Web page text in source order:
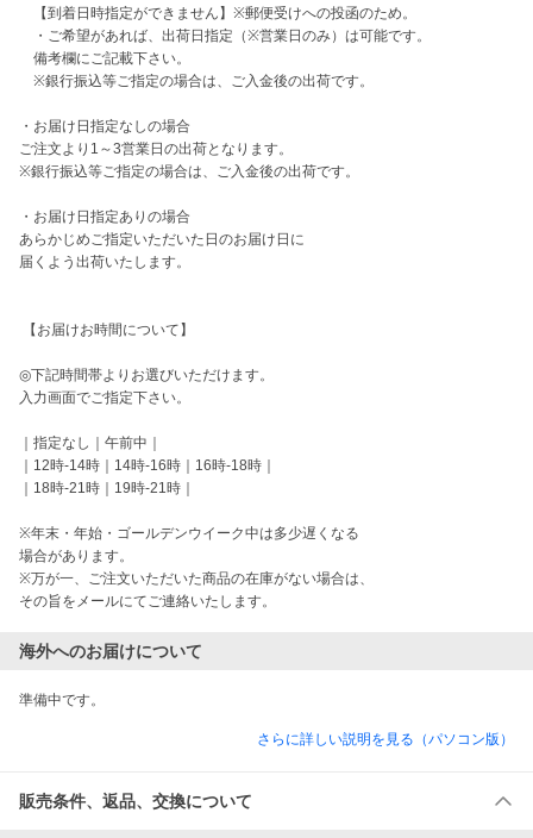
【到着日時指定ができません】※郵便受けへの投函のため。
・ご希望があれば、出荷日指定（※営業日のみ）は可能です。
備考欄にご記載下さい。
※銀行振込等ご指定の場合は、ご入金後の出荷です。
・お届け日指定なしの場合
ご注文より1～3営業日の出荷となります。
※銀行振込等ご指定の場合は、ご入金後の出荷です。
・お届け日指定ありの場合
あらかじめご指定いただいた日のお届け日に
届くよう出荷いたします。
◎下記時間帯よりお選びいただけます。
入力画面でご指定下さい。
｜指定なし｜午前中｜
｜12時-14時｜14時-16時｜16時-18時｜
｜18時-21時｜19時-21時｜
※年末・年始・ゴールデンウイーク中は多少遅くなる
場合があります。
※万が一、ご注文いただいた商品の在庫がない場合は、
その旨をメールにてご連絡いたします。
海外へのお届けについて
準備中です。
さらに詳しい説明を見る（パソコン版）
販売条件、返品、交換について